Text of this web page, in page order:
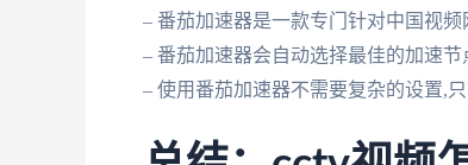
– 番茄加速器是一款专门针对中国视
– 番茄加速器会自动选择最佳的加速节
– 使用番茄加速器不需要复杂的设置,